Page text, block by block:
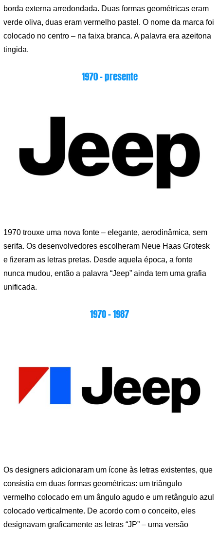
borda externa arredondada. Duas formas geométricas eram
verde oliva, duas eram vermelho pastel. O nome da marca foi
colocado no centro – na faixa branca. A palavra era azeitona
tingida.
1970 – presente
1970 trouxe uma nova fonte – elegante, aerodinâmica, sem
serifa. Os desenvolvedores escolheram Neue Haas Grotesk
e fizeram as letras pretas. Desde aquela época, a fonte
nunca mudou, então a palavra “Jeep” ainda tem uma grafia
unificada.
1970 – 1987
Os designers adicionaram um ícone às letras existentes, que
consistia em duas formas geométricas: um triângulo
vermelho colocado em um ângulo agudo e um retângulo azul
colocado verticalmente. De acordo com o conceito, eles
designavam graficamente as letras “JP” – uma versão